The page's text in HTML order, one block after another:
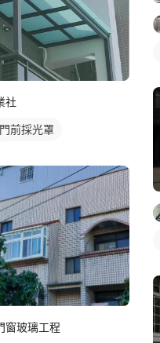
社
門前採光罩
窗玻璃工程